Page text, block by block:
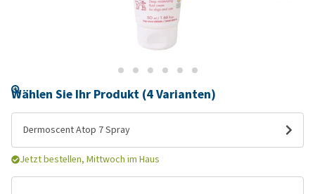
Wählen Sie Ihr Produkt (4 Varianten)
Dermoscent Atop 7 Spray
Jetzt bestellen, Mittwoch im Haus